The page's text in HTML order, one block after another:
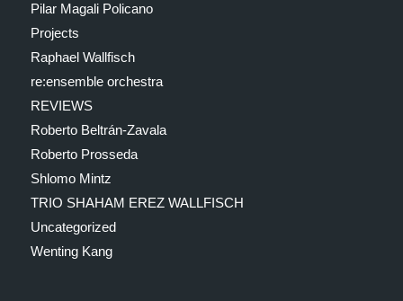
Pilar Magali Policano
Projects
Raphael Wallfisch
re:ensemble orchestra
REVIEWS
Roberto Beltrán-Zavala
Roberto Prosseda
Shlomo Mintz
TRIO SHAHAM EREZ WALLFISCH
Uncategorized
Wenting Kang